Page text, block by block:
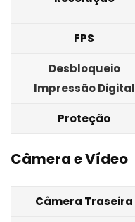
FPS
Desbloqueio
Impressão Digital
Proteção
Câmera e Vídeo
Câmera Traseira